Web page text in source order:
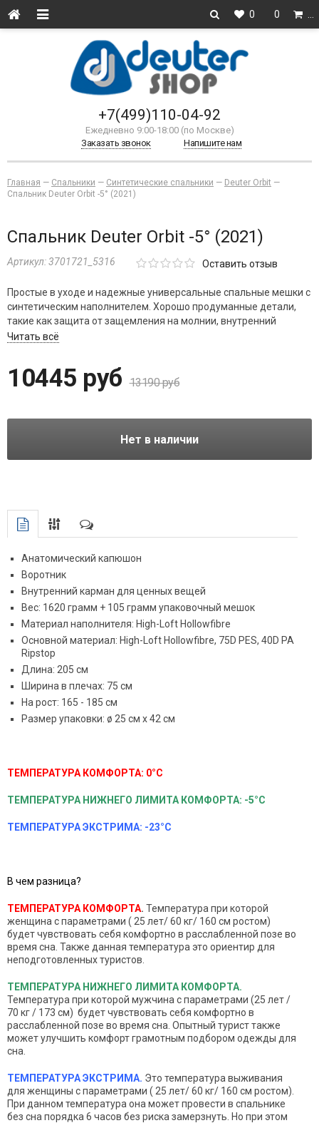
0 0
+7(499)110-04-92
Ежедневно 9:00-18:00 (по Москве)
Заказать звонок
Напишите нам
Главная — Спальники — Синтетические спальники — Deuter Orbit —
Спальник Deuter Orbit -5° (2021)
Спальник Deuter Orbit -5° (2021)
Артикул:3701721_5316 Оставить отзыв
Простые в уходе и надежные универсальные спальные мешки с
синтетическим наполнителем. Хорошо продуманные детали,
такие как защита от защемления на молнии, внутренний
карман для ценных вещей и контурный капюшон, делают Orbit
Читать всё
10445 руб 13190 руб
Нет в наличии
Анатомический капюшон
Воротник
Внутренний карман для ценных вещей
Вес: 1620 грамм + 105 грамм упаковочный мешок
Материал наполнителя: High-Loft Hollowfibre
Основной материал: High-Loft Hollowfibre, 75D PES, 40D PA
Ripstop
Длина: 205 см
Ширина в плечах: 75 см
На рост: 165 - 185 см
Размер упаковки: ø 25 см x 42 см
ТЕМПЕРАТУРА КОМФОРТА: 0°C
ТЕМПЕРАТУРА НИЖНЕГО ЛИМИТА КОМФОРТА: -5°C
ТЕМПЕРАТУРА ЭКСТРИМА: -23°C
В чем разница?
ТЕМПЕРАТУРА КОМФОРТА. Температура при которой
женщина с параметрами ( 25 лет/ 60 кг/ 160 см ростом)
будет чувствовать себя комфортно в расслабленной позе во
время сна. Также данная температура это ориентир для
неподготовленных туристов.
ТЕМПЕРАТУРА НИЖНЕГО ЛИМИТА КОМФОРТА.
Температура при которой мужчина с параметрами (25 лет /
70 кг / 173 см) будет чувствовать себя комфортно в
расслабленной позе во время сна. Опытный турист также
может улучшить комфорт грамотным подбором одежды для
сна.
ТЕМПЕРАТУРА ЭКСТРИМА. Это температура выживания
для женщины с параметрами ( 25 лет/ 60 кг/ 160 см ростом).
При данном температура она может провести в спальнике
без сна порядка 6 часов без риска замерзнуть. Но при этом